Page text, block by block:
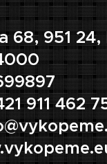
68, 951
911 462